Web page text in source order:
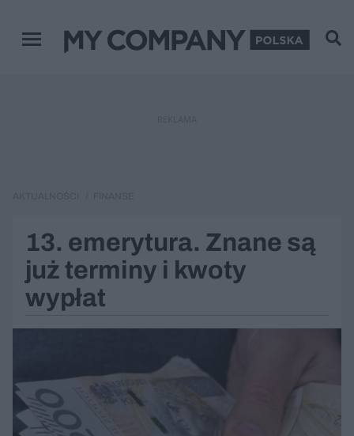
Menu główne
13. emerytura. Znane są
już terminy i kwoty
wypłat